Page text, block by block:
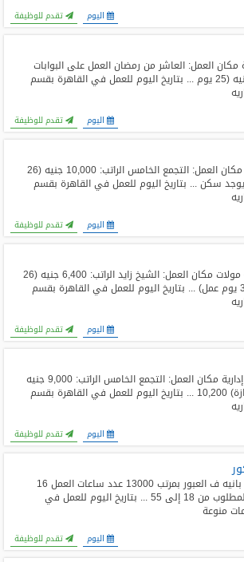
اليوم تقدم للوظيفة
العمل: العاشر من رمضان العمل على البوابات
والمخازن الراتب: 7,500 جنيه (25 يوم ... بتاريخ اليوم للعمل في القاهرة بقسم
اليوم تقدم للوظيفة
مطلوب أفراد أمن – نادي مكان العمل: التجمع الخامس الراتب: 10,000 جنيه (26
إجازة) يوجد سكن ... بتاريخ اليوم للعمل في القاهرة بقسم
اليوم تقدم للوظيفة
مطلوب أفراد أمن إداري – مولات مكان العمل: الشيخ زايد الراتب: 6,400 جنيه (26
يوم عمل) 7,400 جنيه (30 يوم عمل) ... بتاريخ اليوم للعمل في القاهرة بقسم
اليوم تقدم للوظيفة
مطلوب أفراد أمن – مبانٍ إدارية مكان العمل: التجمع الخامس الراتب: 9,000 جنيه
(26 يوم عمل + 4 أيام إجازة) 10,200 ... بتاريخ اليوم للعمل في القاهرة بقسم
اليوم تقدم للوظيفة
مطلوب عمال انتاج مصنع بانيه ف العبور بمرتب 13000 عدد ساعات العمل 16
ساعه يوجد سكن السن المطلوب من 18 إلى 55 ... بتاريخ اليوم للعمل في
منوعة
اليوم تقدم للوظيفة